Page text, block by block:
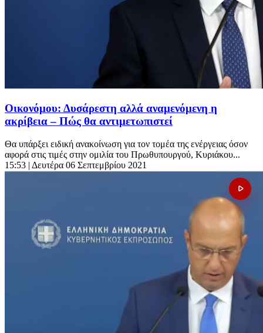
Οικονόμου: Δυσάρεστη αλλά αναμενόμενη η
ακρίβεια – Πώς θα αντιμετωπιστεί
Θα υπάρξει ειδική ανακοίνωση για τον τομέα της ενέργειας όσον
αφορά στις τιμές στην ομιλία του Πρωθυπουργού, Κυριάκου...
15:53 | Δευτέρα 06 Σεπτεμβρίου 2021